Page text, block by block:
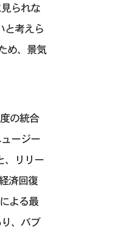
られな
と考えら
め、景気
の統合
ージー
、リリー
済回復
よる最
、バブ